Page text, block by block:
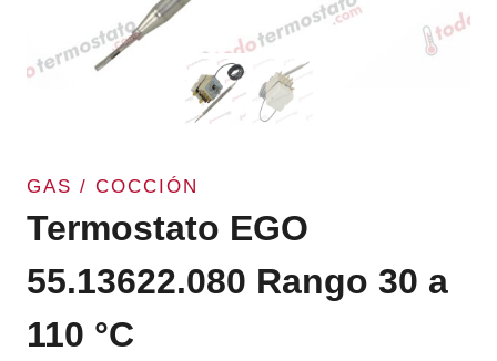
GAS / COCCIÓN
Termostato EGO
55.13622.080 Rango 30 a
110 °C